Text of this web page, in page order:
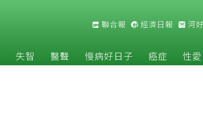
聯合報 經濟日報 河
失智 醫聲 慢病好日子 癌症 性愛